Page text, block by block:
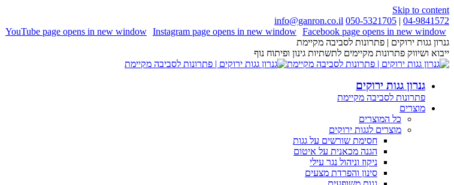
Skip to content
04-9841572
|
050-5321705
info@ganron.co.il
YouTube page opens in new window Instagram page opens in new window Facebook page opens in new window
גנרון גגות ירוקים | פתרונות לסביבה מקיימת
ייבוא ושיווק פתרונות מקיימים לתשתיות גינון ופיתוח נוף
גנרון גגות ירוקים
פתרונות לסביבה מקיימת
מוצרים
כל המוצרים
מוצרים לגגות ירוקים
חסימת שורשים על גגות
הגנה מכאנית על איטום
ניקוז וניהול נגר עילי
סינון והפרדת מצעים